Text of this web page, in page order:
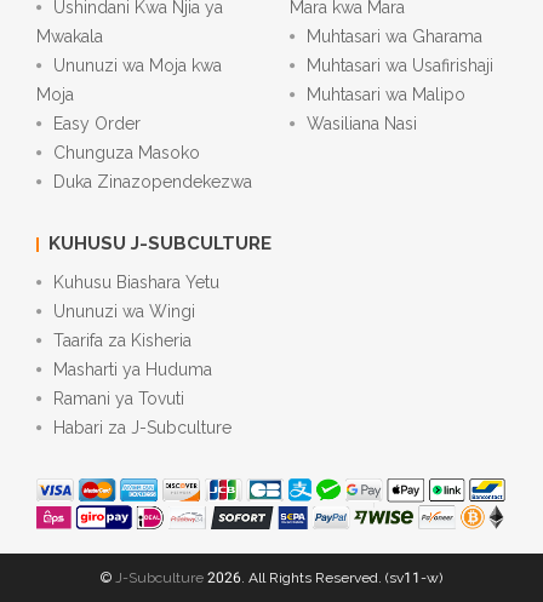
Ushindani Kwa Njia ya
Mwakala
Ununuzi wa Moja kwa
Moja
Easy Order
Chunguza Masoko
Duka Zinazopendekezwa
Mara kwa Mara
Muhtasari wa Gharama
Muhtasari wa Usafirishaji
Muhtasari wa Malipo
Wasiliana Nasi
KUHUSU J-SUBCULTURE
Kuhusu Biashara Yetu
Ununuzi wa Wingi
Taarifa za Kisheria
Masharti ya Huduma
Ramani ya Tovuti
Habari za J-Subculture
© J-Subculture 2026. All Rights Reserved. (sv11-w)